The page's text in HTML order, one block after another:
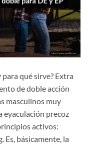
para qué sirve? Extra
de doble acción
masculinos muy
eyaculación precoz
activos:
Es, básicamente, la